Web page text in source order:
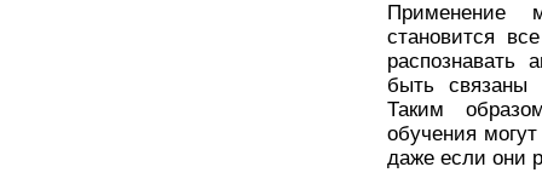
Применение
становится
распознавать
быть связаны
Таким
обучения
даже если они